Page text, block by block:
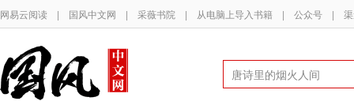
网易云阅读 | 国风中文网 | 采薇书院 | 从电脑上导入书籍 | 公众号 |